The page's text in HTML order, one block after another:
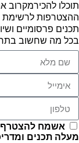
תוכלו להכירמקרוב
ההצטרפות
תכנים פרסומיים
בכל מה שחשוב
אשמח להצטרף
מעלה תכנים